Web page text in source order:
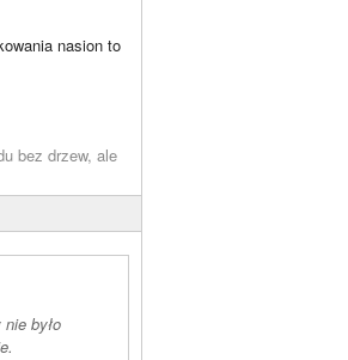
nasion to
bez drzew, ale
było